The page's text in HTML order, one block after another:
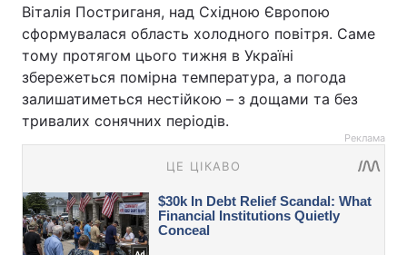
Віталія Постриганя, над Східною Європою
сформувалася область холодного повітря. Саме
тому протягом цього тижня в Україні
збережеться помірна температура, а погода
залишатиметься нестійкою – з дощами та без
тривалих сонячних періодів.
Реклама